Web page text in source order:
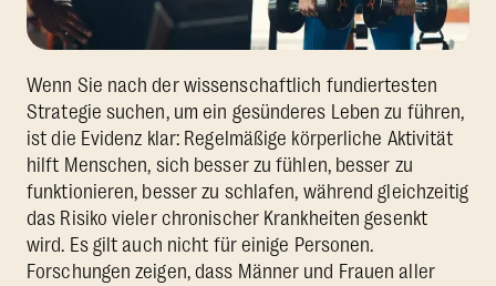
Wenn Sie nach der wissenschaftlich fundiertesten
Strategie suchen, um ein gesünderes Leben zu führen,
ist die Evidenz klar: Regelmäßige körperliche Aktivität
hilft Menschen, sich besser zu fühlen, besser zu
funktionieren, besser zu schlafen, während gleichzeitig
das Risiko vieler chronischer Krankheiten gesenkt
wird. Es gilt auch nicht für einige Personen.
Forschungen zeigen, dass Männer und Frauen aller